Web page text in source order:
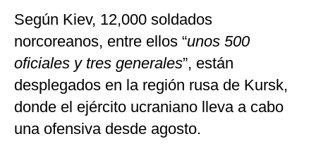
Según Kiev, 12,000 soldados
norcoreanos, entre ellos “unos 500
oficiales y tres generales”, están
desplegados en la región rusa de Kursk,
donde el ejército ucraniano lleva a cabo
una ofensiva desde agosto.